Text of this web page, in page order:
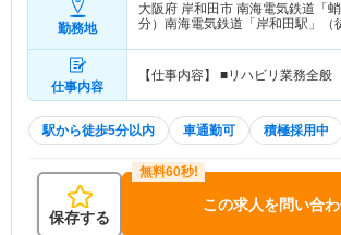
勤務地
大阪府 岸和田市 南海電気鉄道「
分）南海電気鉄道「岸和田駅」（
仕事内容
【仕事内容】 ■リハビリ業務全般
駅から徒歩5分以内 車通勤可 積極採用中
保存する
この求人を問い合